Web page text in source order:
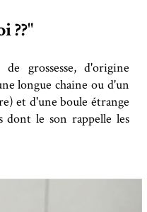
??"
grossesse, d'origine
longue chaine ou d'un
et d'une boule étrange
le son rappelle les